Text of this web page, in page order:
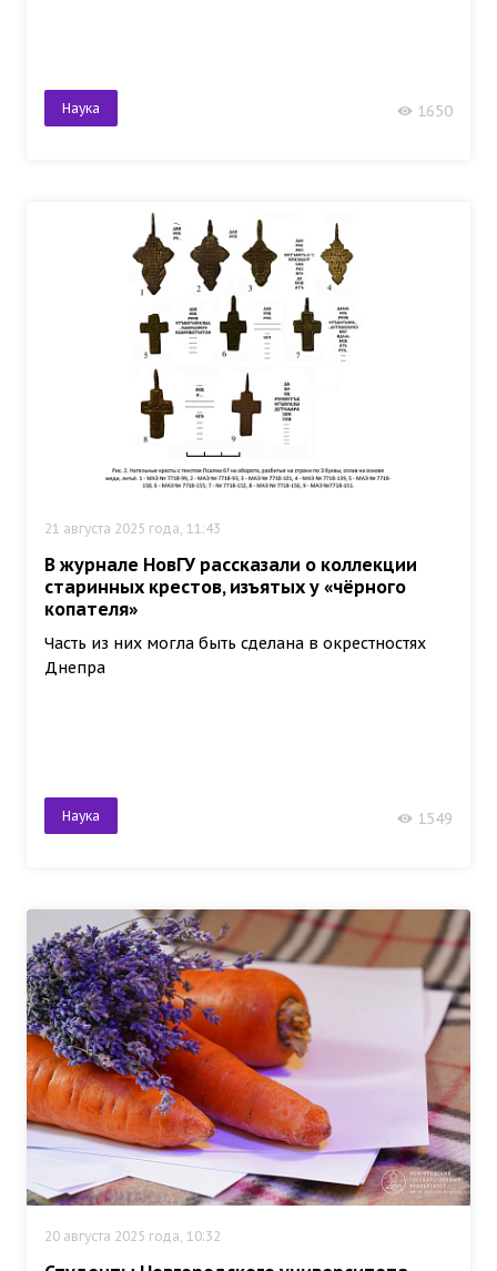
Наука 1650
21 августа 2025 года, 11:43
В журнале НовГУ рассказали о коллекции
старинных крестов, изъятых у «чёрного
копателя»
Часть из них могла быть сделана в окрестностях
Днепра
Наука 1549
20 августа 2025 года, 10:32